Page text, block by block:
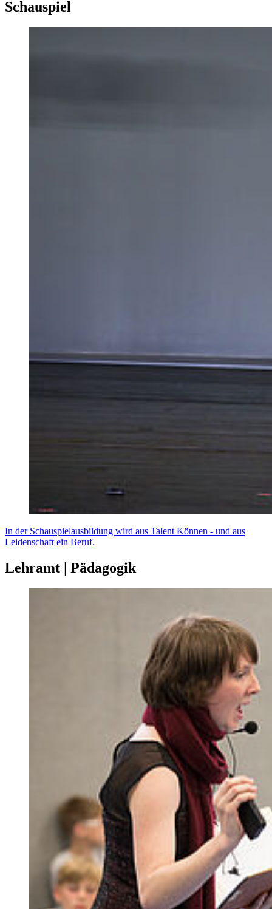
Schauspiel
In der Schauspielausbildung wird aus Talent Können - und aus
Leidenschaft ein Beruf.
Lehramt | Pädagogik